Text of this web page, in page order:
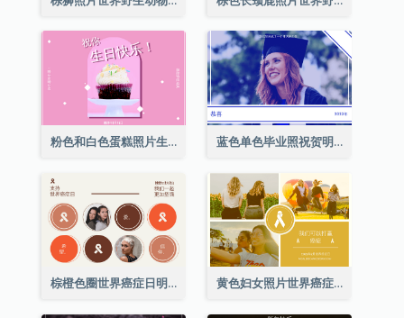
粉色和白色蛋糕照片生日明信片 蓝色单色毕业照祝贺明信片
棕橙色圈世界癌症日明信片 黄色妇女照片世界癌症日明信片